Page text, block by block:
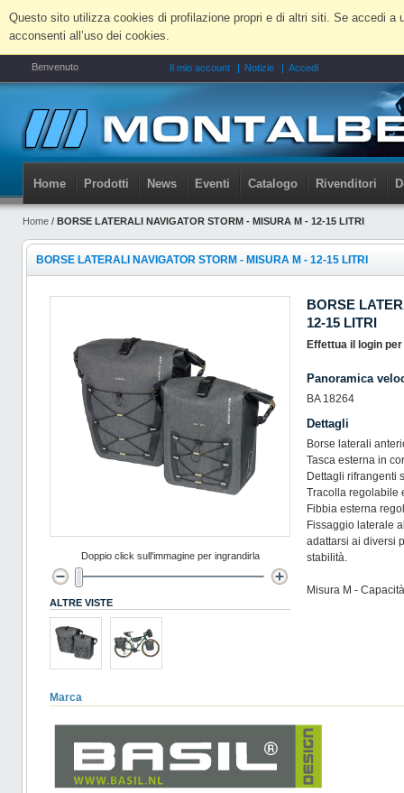
Questo sito utilizza cookies di profilazione propri e di altri siti. Se accedi a
acconsenti all’uso dei cookies.
Benvenuto Il mio account Notizie Accedi
Home Prodotti News Eventi Catalogo Rivenditori
Home / BORSE LATERALI NAVIGATOR STORM - MISURA M - 12-15 LITRI
BORSE LATERALI NAVIGATOR STORM - MISURA M - 12-15 LITRI
BORSE
12-15 LITRI
Effettua il login
Panoramica
BA 18264
Dettagli
Borse laterali
Tasca esterna in
Dettagli rifrangenti
Tracolla regolabile
Fibbia esterna
Fissaggio laterale
adattarsi ai diversi
stabilità.
Misura M -
Doppio click sull'immagine per ingrandirla
ALTRE VISTE
Marca